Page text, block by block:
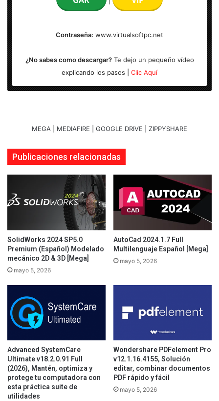
Contraseña: www.virtualsoftpc.net
¿No sabes como descargar?Te dejo un pequeño vídeo
explicando los pasos | Clic Aquí
MEGA | MEDIAFIRE | GOOGLE DRIVE | ZIPPYSHARE
Publicaciones relacionadas
SolidWorks 2024 SP5.0
Premium (Español) Modelado
mecánico 2D & 3D [Mega]
mayo 5, 2026
AutoCad 2024.1.7 Full
Multilenguaje Español [Mega]
mayo 5, 2026
Advanced SystemCare
Ultimate v18.2.0.91 Full
(2026), Mantén, optimiza y
protege tu computadora con
esta práctica suite de
utilidades
Wondershare PDFelement Pro
v12.1.16.4155, Solución
editar, combinar documentos
PDF rápido y fácil
mayo 5, 2026